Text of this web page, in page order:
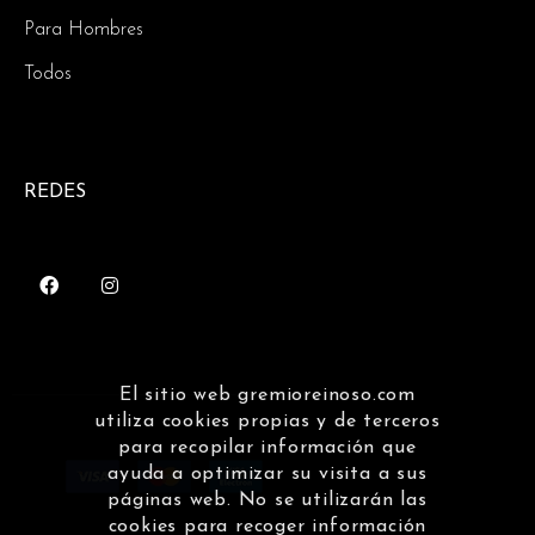
Para Hombres
Todos
REDES
El sitio web gremioreinoso.com
utiliza cookies propias y de terceros
para recopilar información que
ayuda a optimizar su visita a sus
páginas web. No se utilizarán las
cookies para recoger información